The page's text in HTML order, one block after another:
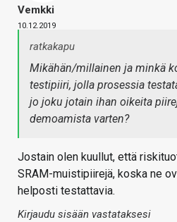
Vemkki
10.12.2019
ratkakapu
Mikähän/millainen ja minkä
testipiiri, jolla prosessia
jo joku jotain ihan oikeita
demoamista varten?
Jostain olen kuullut, että
SRAM-muistipiirejä, koska ne
helposti testattavia.
Kirjaudu sisään vastataksesi